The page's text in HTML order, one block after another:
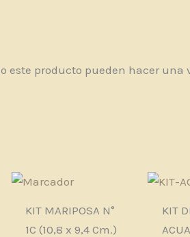
este producto pueden hacer una
KIT MARIPOSA N°
1C (10,8 x 9,4 Cm.)
KIT